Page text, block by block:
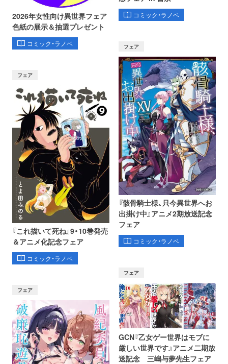
2026年女性向け異世界フェア
色紙の展示＆抽選プレゼント
コミック・ラノベ
コミック・ラノベ
フェア
『これ描いて死ね』9・10巻発売
＆アニメ化記念フェア
コミック・ラノベ
フェア
『骸骨騎士様、只今異世界へお
出掛け中』アニメ2期放送記念
フェア
コミック・ラノベ
フェア
フェア
GCN『乙女ゲー世界はモブに
厳しい世界です』アニメ二期放
送記念 三嶋与夢先生フェア